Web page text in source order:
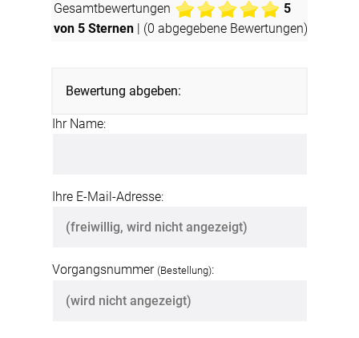
Gesamtbewertungen
5
von 5 Sternen
| (0 abgegebene Bewertungen)
Bewertung abgeben:
Ihr Name:
Ihre E-Mail-Adresse:
Vorgangsnummer (Bestellung):